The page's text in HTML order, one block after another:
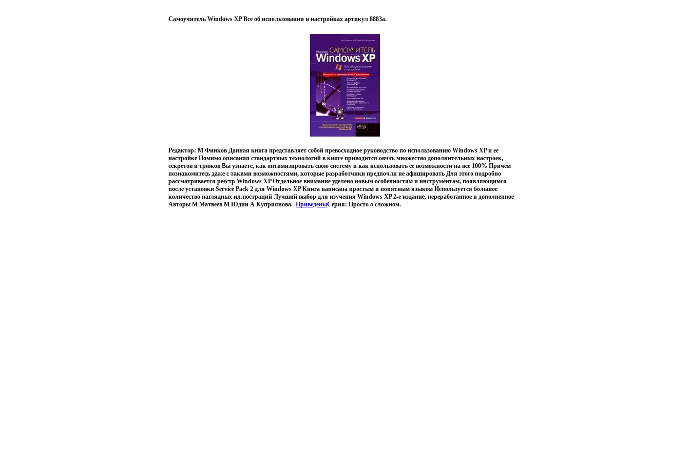
Самоучитель Windows XP Все об использовании и настройках артикул 8883a.
Редактор: М Финков Данная книга представляет собой превосходное руководство по использованию Windows XP и ее
настройке Помимо описания стандартных технологий в книге приводится овчзъ множество дополнительных настроек,
секретов и трюков Вы узнаете, как оптимизировать свою систему и как использовать ее возможности на все 100% Причем
познакомитесь даже с такими возможностями, которые разработчики предпочли не афишировать Для этого подробно
рассматривается реестр Windows XP Отдельное внимание уделено новым особенностям и инструментам, появляющимся
после установки Service Pack 2 для Windows XP Книга написана простым и понятным языком Используется большое
количество наглядных иллюстраций Лучший выбор для изучения Windows XP 2-е издание, переработанное и дополненное
Авторы М Матвеев М Юдин А Куприянова. ПриведеныСерия: Просто о сложном.